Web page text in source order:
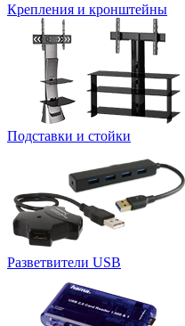
Крепления и кронштейны
Подставки и стойки
Разветвители USB